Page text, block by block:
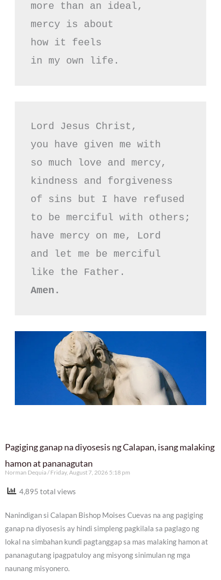
more than an ideal,
mercy is about
how it feels
in my own life.
Lord Jesus Christ,
you have given me with
so much love and mercy,
kindness and forgiveness
of sins but I have refused
to be merciful with others;
have mercy on me, Lord
and let me be merciful
Amen.
Pagiging ganap na diyosesis ng Calapan, isang malaking
hamon at pananagutan
Norman Dequia Friday, August 7, 2026 5:18 pm
4,895 total views
Nanindigan si Calapan Bishop Moises Cuevas na ang pagiging
ganap na diyosesis ay hindi simpleng pagkilala sa paglago ng
lokal na simbahan kundi pagtanggap sa mas malaking hamon at
pananagutang ipagpatuloy ang misyong sinimulan ng mga
naunang misyonero.